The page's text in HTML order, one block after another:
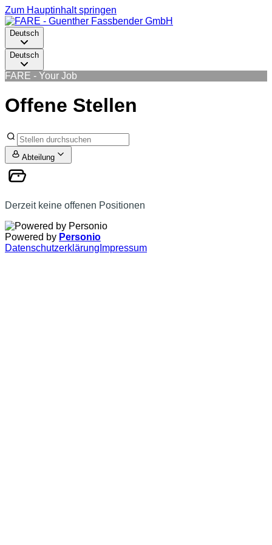
Zum Hauptinhalt springen
Deutsch
Deutsch
FARE - Your Job
Offene Stellen
Abteilung
Derzeit keine offenen Positionen
Powered by Personio
Datenschutzerklärung Impressum